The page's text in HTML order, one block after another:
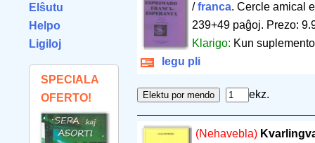
Elŝutu
Helpo
Ligiloj
SPECIALA
OFERTO!
/franca. Cercle amical
239+49 paĝoj. Prezo:
Klarigo: Kun
legu pli
ekz.
(Nehavebla)